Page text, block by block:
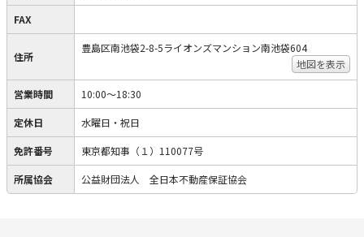
FAX
住所
豊島区南池袋2-8-5ライオンズマンション南池袋604
地図を表示
営業時間 10:00～18:30
定休日 水曜日・祝日
免許番号 東京都知事（１）110077号
所属協会 公益財団法人 全日本不動産保証協会